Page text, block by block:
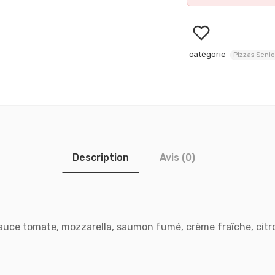
catégorie Pizzas
Description Avis (0)
tomate, mozzarella, saumon fumé, crème fraîche,